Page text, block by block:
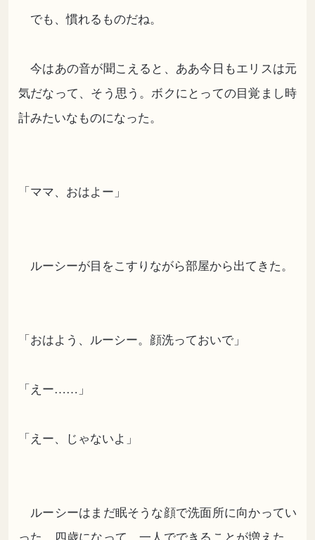
でも、慣れるものだね。
今はあの音が聞こえると、ああ今日もエリスは元
気だなって、そう思う。ボクにとっての目覚まし時
計みたいなものになった。
「ママ、おはよー」
ルーシーが目をこすりながら部屋から出てきた。
「おはよう、ルーシー。顔洗っておいで」
「えー……」
「えー、じゃないよ」
ルーシーはまだ眠そうな顔で洗面所に向かってい